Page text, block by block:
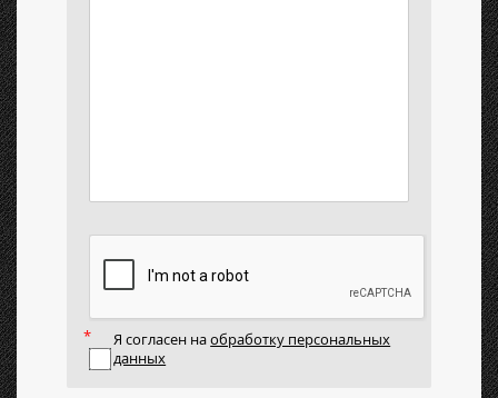
Я согласен наобработку персональных
данных